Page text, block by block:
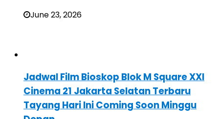
June 23, 2026
Jadwal Film Bioskop Blok M Square XXI
Cinema 21 Jakarta Selatan Terbaru
Tayang Hari Ini Coming Soon Minggu